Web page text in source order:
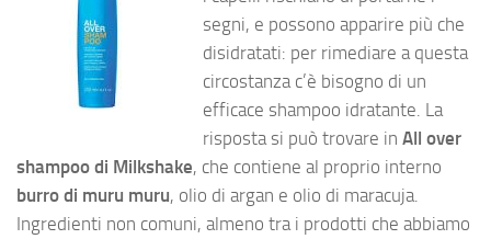
segni, e possono apparire più che
disidratati: per rimediare a questa
circostanza c’è bisogno di un
efficace shampoo idratante. La
risposta si può trovare in All over
shampoo di Milkshake, che contiene al proprio interno
burro di muru muru, olio di argan e olio di maracuja.
Ingredienti non comuni, almeno tra i prodotti che abbiamo